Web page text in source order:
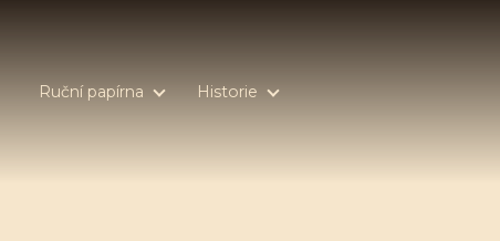
Ruční papírna Historie